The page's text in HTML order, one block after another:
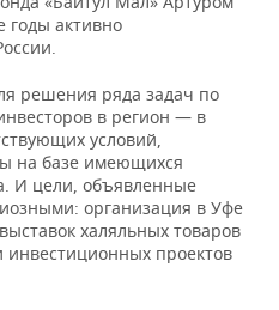
годы активно
решения ряда задач по
в регион — в
условий,
на базе имеющихся
И цели, объявленные
организация в Уфе
халяльных товаров
инвестиционных проектов